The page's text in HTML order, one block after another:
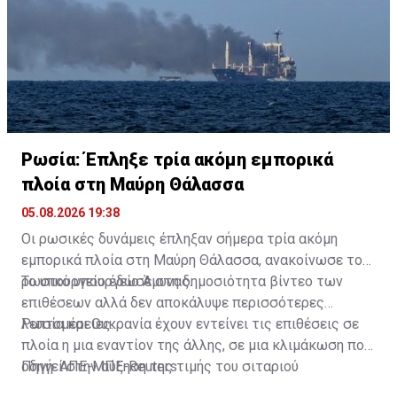
Ρωσία: Έπληξε τρία ακόμη εμπορικά
πλοία στη Μαύρη Θάλασσα
05.08.2026 19:38
Οι ρωσικές δυνάμεις έπληξαν σήμερα τρία ακόμη
εμπορικά πλοία στη Μαύρη Θάλασσα, ανακοίνωσε το
ρωσικό υπουργείο Άμυνας.
Το υπουργείο έδωσε στη δημοσιότητα βίντεο των
επιθέσεων αλλά δεν αποκάλυψε περισσότερες
λεπτομέρειες.
Ρωσία και Ουκρανία έχουν εντείνει τις επιθέσεις σε
πλοία η μια εναντίον της άλλης, σε μια κλιμάκωση που
οδηγεί στην αύξηση της τιμής του σιταριού
Πηγή: ΑΠΕ-ΜΠΕ-Reuters